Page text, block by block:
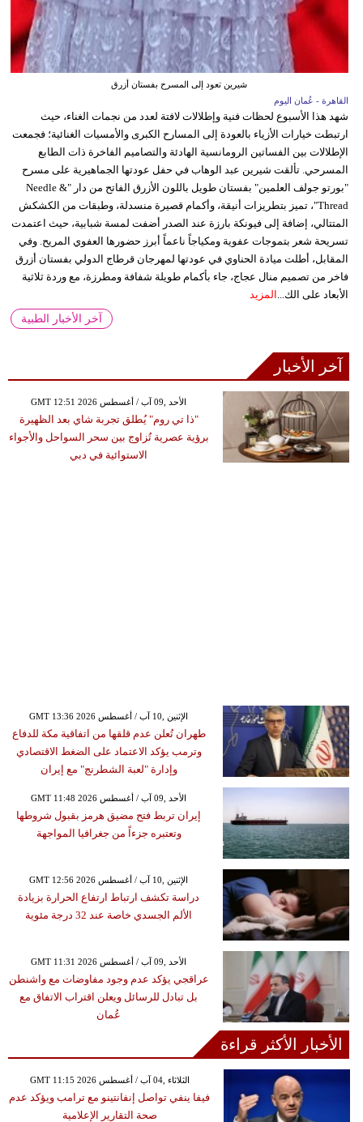
شيرين تعود إلى المسرح بفستان أزرق
القاهرة - عُمان اليوم
شهد هذا الأسبوع لحظات فنية وإطلالات لافتة لعدد من نجمات الغناء، حيث
ارتبطت خيارات الأزياء بالعودة إلى المسارح الكبرى والأمسيات الغنائية؛ فجمعت
الإطلالات بين الفساتين الرومانسية الهادئة والتصاميم الفاخرة ذات الطابع
المسرحي. تألقت شيرين عبد الوهاب في حفل عودتها الجماهيرية على مسرح
"بورتو جولف العلمين" بفستان طويل باللون الأزرق الفاتح من دار "Needle &
Thread"، تميز بتطريزات أنيقة، وأكمام قصيرة منسدلة، وطبقات من الكشكش
المتتالي، إضافة إلى فيونكة بارزة عند الصدر أضفت لمسة شبابية، حيث اعتمدت
تسريحة شعر بتموجات عفوية ومكياجاً ناعماً أبرز حضورها العفوي المريح. وفي
المقابل، أطلت ميادة الحناوي في عودتها لمهرجان قرطاج الدولي بفستان أزرق
فاخر من تصميم منال عجاج، جاء بأكمام طويلة شفافة ومطرزة، مع وردة ثلاثية
الأبعاد على الك...
المزيد
آخر الأخبار الطبية
آخر الأخبار
GMT 12:51 2026 الأحد ,09 آب / أغسطس
"ذا تي روم" يُطلق تجربة شاي بعد الظهيرة
برؤية عصرية تُزاوج بين سحر السواحل والأجواء
الاستوائية في دبي
GMT 13:36 2026 الإثنين ,10 آب / أغسطس
طهران تُعلن عدم قلقها من اتفاقية مكة للدفاع
وترمب يؤكد الاعتماد على الضغط الاقتصادي
وإدارة "لعبة الشطرنج" مع إيران
GMT 11:48 2026 الأحد ,09 آب / أغسطس
إيران تربط فتح مضيق هرمز بقبول شروطها
وتعتبره جزءاً من جغرافيا المواجهة
GMT 12:56 2026 الإثنين ,10 آب / أغسطس
دراسة تكشف ارتباط ارتفاع الحرارة بزيادة
الألم الجسدي خاصة عند 32 درجة مئوية
GMT 11:31 2026 الأحد ,09 آب / أغسطس
عراقجي يؤكد عدم وجود مفاوضات مع واشنطن
بل تبادل للرسائل ويعلن اقتراب الاتفاق مع
عُمان
الأخبار الأكثر قراءة
GMT 11:15 2026 الثلاثاء ,04 آب / أغسطس
فيفا ينفي تواصل إنفانتينو مع ترامب ويؤكد عدم
صحة التقارير الإعلامية